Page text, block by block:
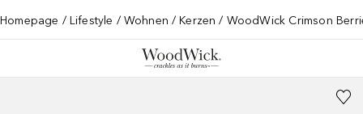
Homepage Lifestyle Wohnen Kerzen WoodWick Crimson